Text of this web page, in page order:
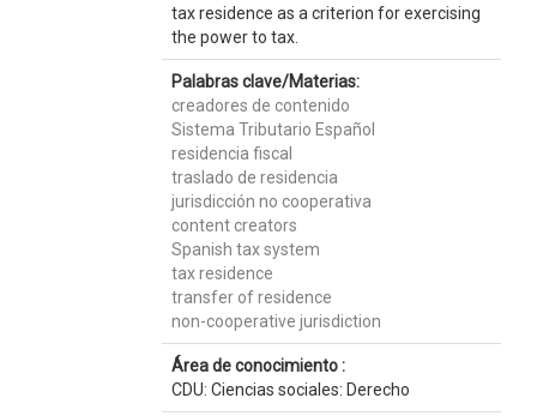
tax residence as a criterion for exercising
the power to tax.
Palabras clave/Materias:
creadores de contenido
Sistema Tributario Español
residencia fiscal
traslado de residencia
jurisdicción no cooperativa
content creators
Spanish tax system
tax residence
transfer of residence
non-cooperative jurisdiction
Área de conocimiento :
CDU: Ciencias sociales: Derecho